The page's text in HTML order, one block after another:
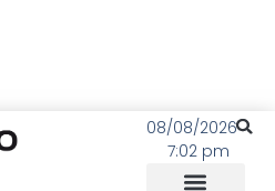
08/08/2026
7:02 pm